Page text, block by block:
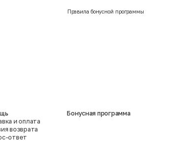
Правила бонусной программы
и оплата
возврата
ответ
Бонусная программа